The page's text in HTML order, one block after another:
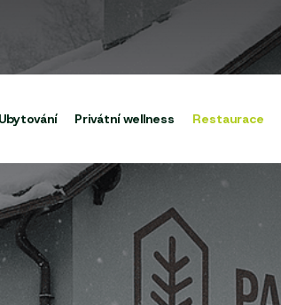
Ubytování Privátní wellness Restaurace